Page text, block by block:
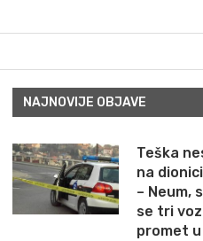
NAJNOVIJE OBJAVE
Teška
na
– Neum,
se tri
promet u